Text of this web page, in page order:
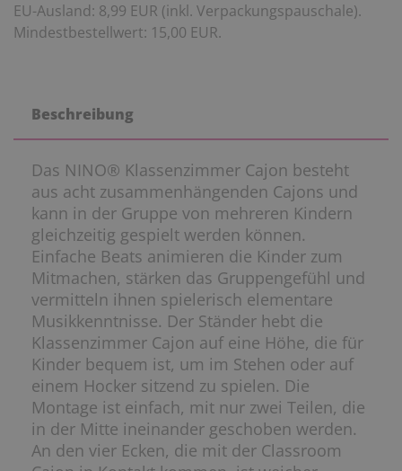
EU-Ausland: 8,99 EUR (inkl. Verpackungspauschale).
Mindestbestellwert: 15,00 EUR.
Beschreibung
Das NINO® Klassenzimmer Cajon besteht
aus acht zusammenhängenden Cajons und
kann in der Gruppe von mehreren Kindern
gleichzeitig gespielt werden können.
Einfache Beats animieren die Kinder zum
Mitmachen, stärken das Gruppengefühl und
vermitteln ihnen spielerisch elementare
Musikkenntnisse. Der Ständer hebt die
Klassenzimmer Cajon auf eine Höhe, die für
Kinder bequem ist, um im Stehen oder auf
einem Hocker sitzend zu spielen. Die
Montage ist einfach, mit nur zwei Teilen, die
in der Mitte ineinander geschoben werden.
An den vier Ecken, die mit der Classroom